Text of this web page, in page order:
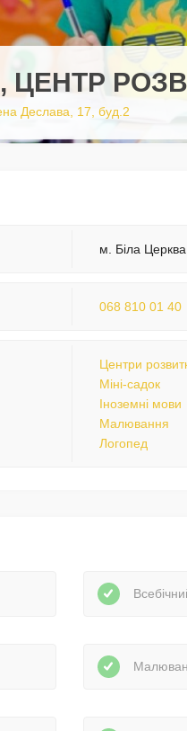
ЦЕНТР
Деслава, 17, буд.2
м. Біла
068 810 01 40
Центри
Міні-садок
Іноземні мови
Малювання
Логопед